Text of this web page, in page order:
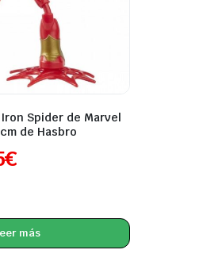
Spider de Marvel
de Hasbro
€
más